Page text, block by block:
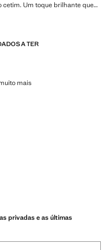
cetim. Um toque brilhante que
A TER
mais
privadas e as últimas